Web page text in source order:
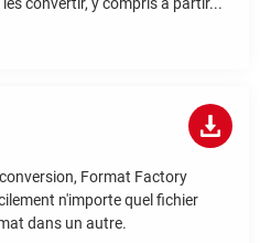
Format Factory
n'importe quel fichier
dans un autre.